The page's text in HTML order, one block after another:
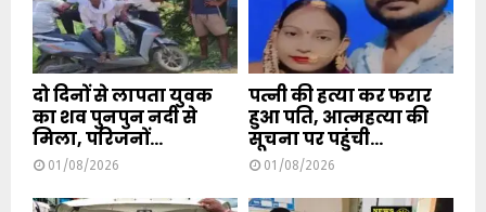
दो दिनों से लापता युवक
का शव पुनपुन नदी से
मिला, परिजनों...
01/08/2026
पत्नी की हत्या कर फरार
हुआ पति, आत्महत्या की
सूचना पर पहुंची...
01/08/2026